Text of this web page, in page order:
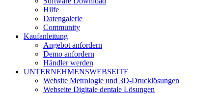
Hilfe
Datengalerie
Community
Kaufanleitung
Angebot anfordern
Demo anfordern
Händler werden
UNTERNEHMENSWEBSEITE
Website Metrologie und 3D-Drucklösungen
Webseite Digitale dentale Lösungen